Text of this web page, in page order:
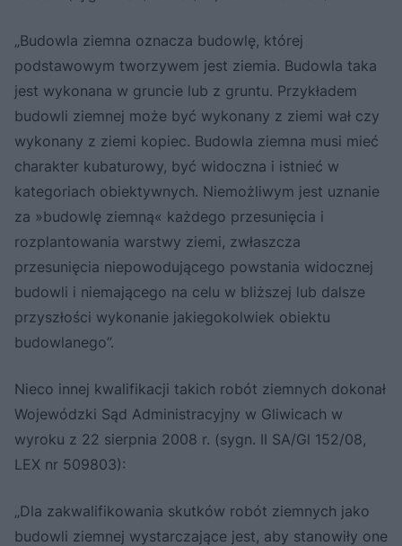
„Budowla ziemna oznacza budowlę, której
podstawowym tworzywem jest ziemia. Budowla taka
jest wykonana w gruncie lub z gruntu. Przykładem
budowli ziemnej może być wykonany z ziemi wał czy
wykonany z ziemi kopiec. Budowla ziemna musi mieć
charakter kubaturowy, być widoczna i istnieć w
kategoriach obiektywnych. Niemożliwym jest uznanie
za »budowlę ziemną« każdego przesunięcia i
rozplantowania warstwy ziemi, zwłaszcza
przesunięcia niepowodującego powstania widocznej
budowli i niemającego na celu w bliższej lub dalsze
przyszłości wykonanie jakiegokolwiek obiektu
budowlanego”.
Nieco innej kwalifikacji takich robót ziemnych dokonał
Wojewódzki Sąd Administracyjny w Gliwicach w
wyroku z 22 sierpnia 2008 r. (sygn. II SA/Gl 152/08,
LEX nr 509803):
„Dla zakwalifikowania skutków robót ziemnych jako
budowli ziemnej wystarczające jest, aby stanowiły one